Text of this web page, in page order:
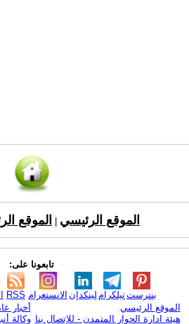
الموقع الرئيسي الموقع
تابعونا على:
RSS الانستغرام لينكدإن تيلكرامبنترست
الموقع الرئيسي
هيئة ادارة الحوار المتمدن - للإتصال بنا
أخبار
وكالة